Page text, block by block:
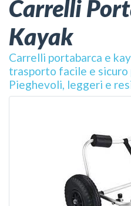
Carrelli
Kayak
Carrelli portabarca e
trasporto facile e sicuro
Pieghevoli, leggeri e